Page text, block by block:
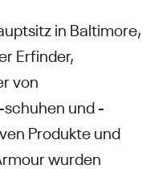
in Baltimore,
Erfinder,
von
und -
Produkte und
wurden